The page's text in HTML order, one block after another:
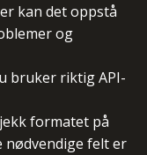
kan det oppstå
og
bruker riktig API-
formatet på
nødvendige felt er